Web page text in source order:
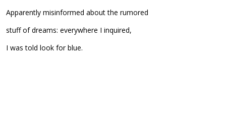
Apparently misinformed about the rumored
stuff of dreams: everywhere I inquired,
I was told look for blue.